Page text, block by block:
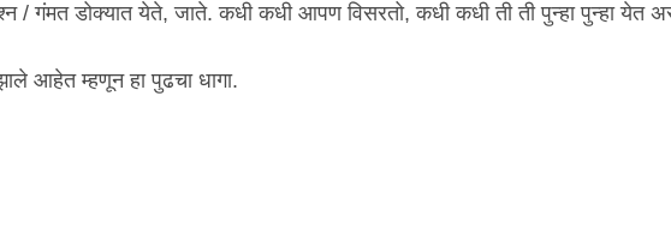
/ गंमत डोक्यात येते, जाते. कधी कधी आपण विसरतो, कधी कधी ती ती पुन्हा पुन्हा येत
आहेत म्हणून हा पुढचा धागा.